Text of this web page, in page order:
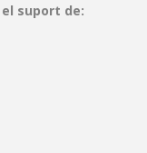
suport de: